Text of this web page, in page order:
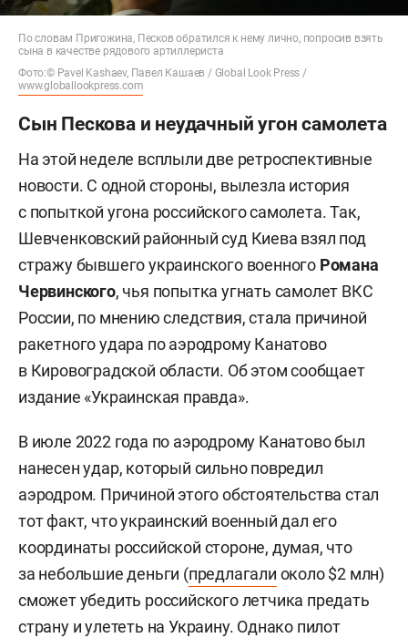
По словам Пригожина, Песков обратился к нему лично, попросив взять
сына в качестве рядового артиллериста
Фото:© Pavel Kashaev, Павел Кашаев / Global Look Press /
www.globallookpress.com
Сын Пескова и неудачный угон самолета
На этой неделе всплыли две ретроспективные
новости. С одной стороны, вылезла история
с попыткой угона российского самолета. Так,
Шевченковский районный суд Киева взял под
стражу бывшего украинского военного Романа
Червинского, чья попытка угнать самолет ВКС
России, по мнению следствия, стала причиной
ракетного удара по аэродрому Канатово
в Кировоградской области. Об этом сообщает
издание «Украинская правда».
В июле 2022 года по аэродрому Канатово был
нанесен удар, который сильно повредил
аэродром. Причиной этого обстоятельства стал
тот факт, что украинский военный дал его
координаты российской стороне, думая, что
за небольшие деньги (предлагали около $2 млн)
сможет убедить российского летчика предать
страну и улететь на Украину. Однако пилот